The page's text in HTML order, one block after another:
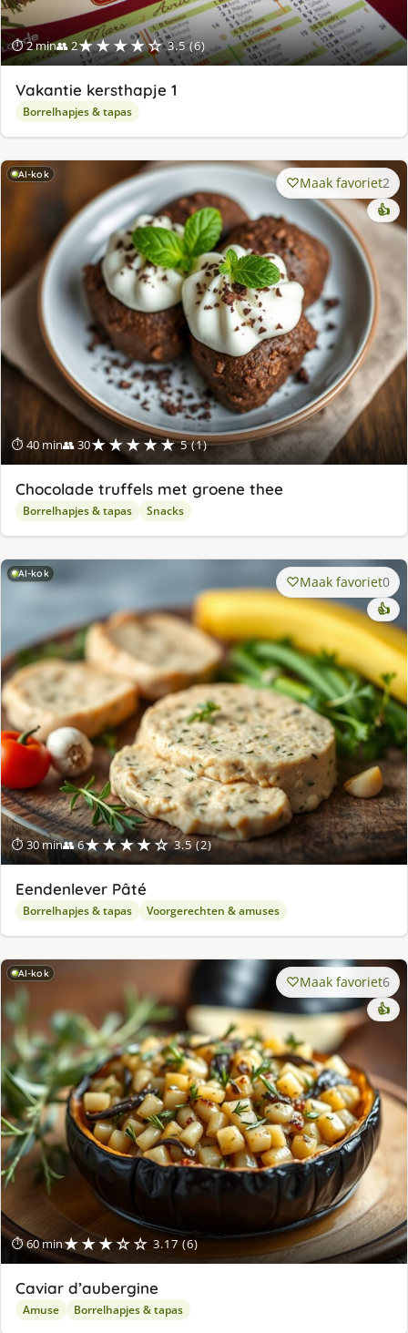
⏱ 2 min👥 2★★★★☆ 3.5 (6)
Vakantie kersthapje 1
Borrelhapjes & tapas
AI-kok
⏱ 40 min👥 30★★★★★ 5 (1)
Maak favoriet2
👍
Chocolade truffels met groene thee
Borrelhapjes & tapas Snacks
AI-kok
⏱ 30 min👥 6★★★★☆ 3.5 (2)
Maak favoriet0
👍
Eendenlever Pâté
Borrelhapjes & tapas Voorgerechten & amuses
AI-kok
⏱ 60 min★★★☆☆ 3.17 (6)
Maak favoriet6
👍
Caviar d’aubergine
Amuse Borrelhapjes & tapas